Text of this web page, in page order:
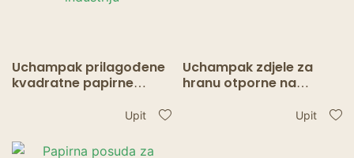
Uchampak prilagođene
kvadratne papirne
prehrambenu industriju
Upit
Uchampak zdjele za
hranu otporne na
visokokvalitetne zdjele
Upit